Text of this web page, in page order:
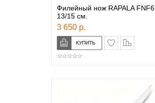
Филейный нож RAPALA FNF6
13/15 см.
3 650 р.
в закладки